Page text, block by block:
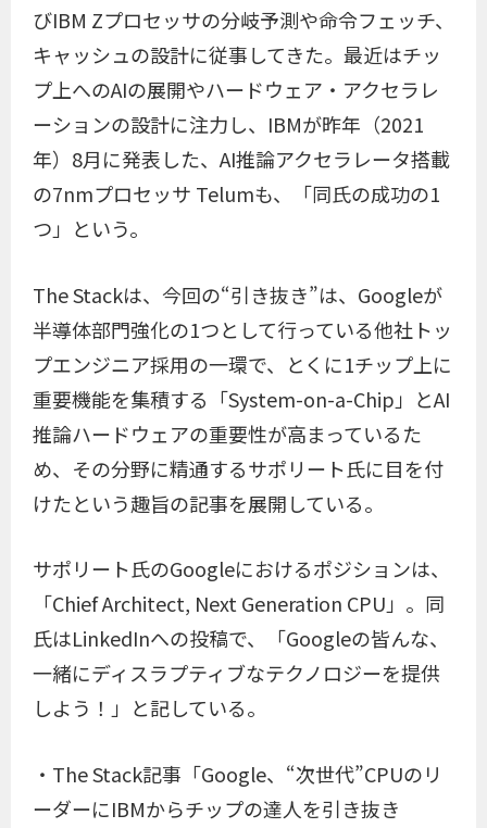
びIBM Zプロセッサの分岐予測や命令フェッチ、
キャッシュの設計に従事してきた。最近はチッ
プ上へのAIの展開やハードウェア・アクセラレ
ーションの設計に注力し、IBMが昨年（2021
年）8月に発表した、AI推論アクセラレータ搭載
の7nmプロセッサ Telumも、「同氏の成功の1
つ」という。
The Stackは、今回の“引き抜き”は、Googleが
半導体部門強化の1つとして行っている他社トッ
プエンジニア採用の一環で、とくに1チップ上に
重要機能を集積する「System-on-a-Chip」とAI
推論ハードウェアの重要性が高まっているた
め、その分野に精通するサポリート氏に目を付
けたという趣旨の記事を展開している。
サポリート氏のGoogleにおけるポジションは、
「Chief Architect, Next Generation CPU」。同
氏はLinkedInへの投稿で、「Googleの皆んな、
一緒にディスラプティブなテクノロジーを提供
しよう！」と記している。
・The Stack記事「Google、“次世代”CPUのリ
ーダーにIBMからチップの達人を引き抜き